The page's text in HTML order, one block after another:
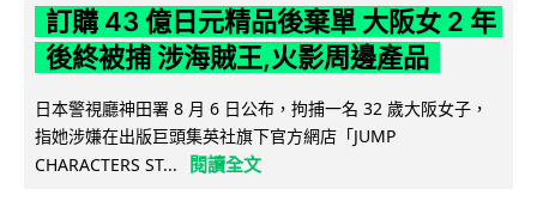
訂購 43 億日元精品後棄單 大阪女 2 年
後終被捕 涉海賊王,火影周邊產品
日本警視廳神田署 8 月 6 日公布，拘捕一名 32 歲大阪女子，
指她涉嫌在出版巨頭集英社旗下官方網店「JUMP
CHARACTERS ST...
閱讀全文